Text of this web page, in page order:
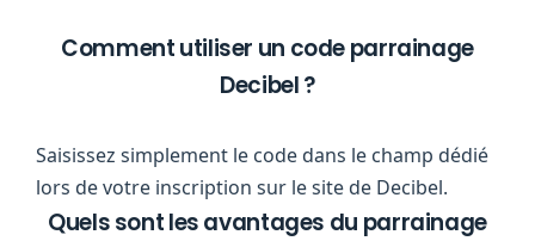
Comment utiliser un code parrainage
Decibel ?
Saisissez simplement le code dans le champ dédié
lors de votre inscription sur le site de Decibel.
Quels sont les avantages du parrainage